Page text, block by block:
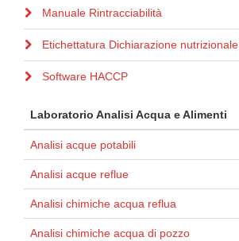
Manuale Rintracciabilità
Etichettatura Dichiarazione nutrizionale
Software HACCP
Laboratorio Analisi Acqua e Alimenti
Analisi acque potabili
Analisi acque reflue
Analisi chimiche acqua reflua
Analisi chimiche acqua di pozzo